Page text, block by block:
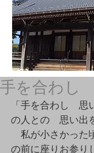
手を合わし
「手を合わし　
の人との　思い出
私が小さかった
の前に座りお参り